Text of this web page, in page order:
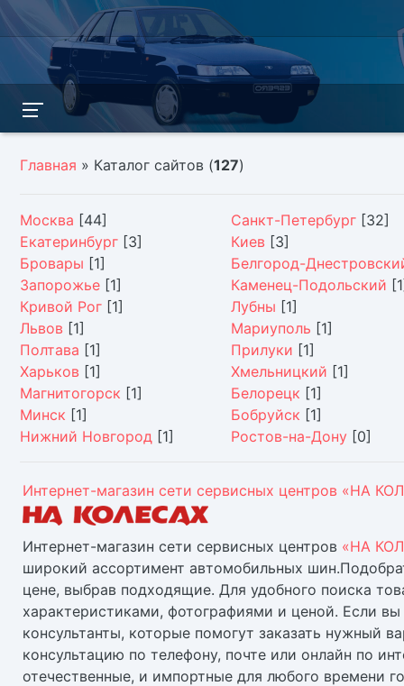
Главная » Каталог сайтов (127)
Москва [44] Санкт-Петербург [32]
Екатеринбург [3] Киев [3]
Бровары [1]
Белгород-
Запорожье [1] Каменец-Подольский
Кривой Рог [1] Лубны [1]
Львов [1] Мариуполь [1]
Полтава [1] Прилуки [1]
Харьков [1] Хмельницкий [1]
Магнитогорск [1] Белорецк [1]
Минск [1] Бобруйск [1]
Нижний Новгород [1] Ростов-на-Дону [0]
Интернет-магазин сети сервисных центров «НА
Интернет-магазин сети сервисных центров «НА
широкий ассортимент автомобильных
цене, выбрав подходящие. Для удобного поиска
характеристиками, фотографиями и ценой. Если
консультанты, которые помогут заказать нужный
консультацию по телефону, почте или онлайн по
отечественные, и импортные для любого времени